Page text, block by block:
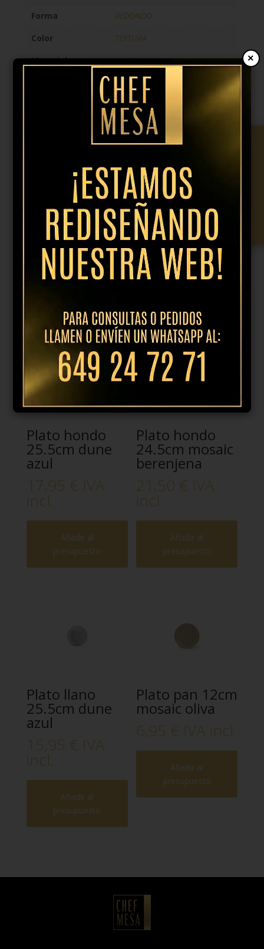
Forma
REDONDO
Color
TEXTURA
Material
PORCELANA
21CM
12,95€ IVA incl.
21cm
curvo
cantidad
Añadir al presupuesto
Productos relacionados
Plato hondo
25.5cm dune
azul
17,95 € IVA
incl.
Añadir al
presupuesto
Plato hondo
24.5cm mosaic
berenjena
21,50 € IVA
incl.
Añadir al
presupuesto
Plato llano
25.5cm dune
azul
15,95 € IVA
incl.
Añadir al
presupuesto
Plato pan 12cm
mosaic oliva
6,95 € IVA incl.
Añadir al
presupuesto
×